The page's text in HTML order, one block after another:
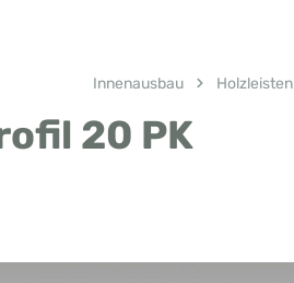
Innenausbau Holzleisten
20 PK